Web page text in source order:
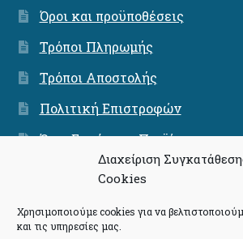
Διαχείριση
Cookies
Χρησιμοποιούμε cookies για να
και τις υπηρεσίες μας.
Όροι και προϋποθέσεις
Τρόποι Πληρωμής
Τρόποι Αποστολής
Πολιτική Επιστροφών
Όροι Εγγύησης Προϊόντων
Ασφάλεια Συνναλαγών